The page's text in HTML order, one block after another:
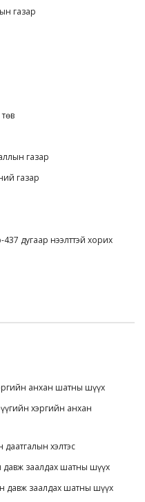
газар
газар
газар
дугаар нээлттэй хорих
анхан шатны шүүх
хэргийн анхан
хэлтэс
заалдах шатны шүүх
давж заалдах шатны шүүх